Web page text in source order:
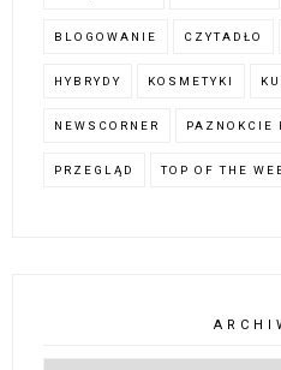
BLOGOWANIE CZYTADŁO
HYBRYDY KOSMETYKI
NEWSCORNER PAZNOKCIE
PRZEGLĄD TOP OF THE